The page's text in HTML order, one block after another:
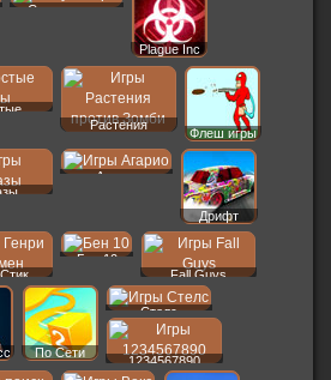
Симуляторы
Plague Inc
Растения
Флеш игры
Агарио
Дрифт
Бен 10
Fall Guys
По Сети
Стелс
1234567890